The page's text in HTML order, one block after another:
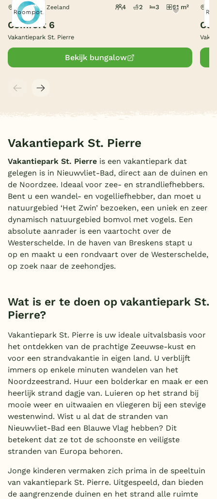
Onze e-boeken
Nieuwvliet, Zeeland 4 2 3 61 m²
Comfort 6
Vakantiepark St. Pierre
Bekijk bungalow
Vakantiepark St. Pierre
Vakantiepark St. Pierre is een vakantiepark dat
gelegen is in Nieuwvliet-Bad, direct aan de duinen en
de Noordzee. Ideaal voor zee- en strandliefhebbers.
Bent u een wandel- en vogelliefhebber, dan moet u
natuurgebied ‘Het Zwin’ bezoeken, een uniek en zeer
dynamisch natuurgebied bomvol met vogels. Een
absolute aanrader is een vaartocht over de
Westerschelde. In de haven van Breskens stapt u
op en maakt u een rondvaart over de Westerschelde,
op zoek naar de zeehondjes.
Wat is er te doen op vakantiepark St.
Pierre?
Vakantiepark St. Pierre is uw ideale uitvalsbasis voor
het ontdekken van de prachtige Zeeuwse-kust en
voor een strandvakantie in eigen land. U verblijft
immers op enkele minuten wandelen van het
Noordzeestrand. Huur een bolderkar en maak er een
heerlijk strand dagje van. Luieren op het strand bij
mooie weer en uitwaaien en vliegeren bij een stevige
westenwind. Wist u al dat de stranden van
Nieuwvliet-Bad een Blauwe Vlag hebben? Dit
betekent dat ze tot de schoonste en veiligste
stranden van Europa behoren.
Jonge kinderen vermaken zich prima in de speeltuin
van vakantiepark St. Pierre. Uitgespeeld, dan bieden
de aangrenzende duinen en het strand alle ruimte